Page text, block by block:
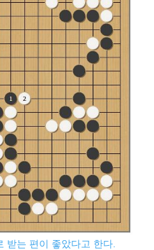
받는 편이 좋았다고 한다.